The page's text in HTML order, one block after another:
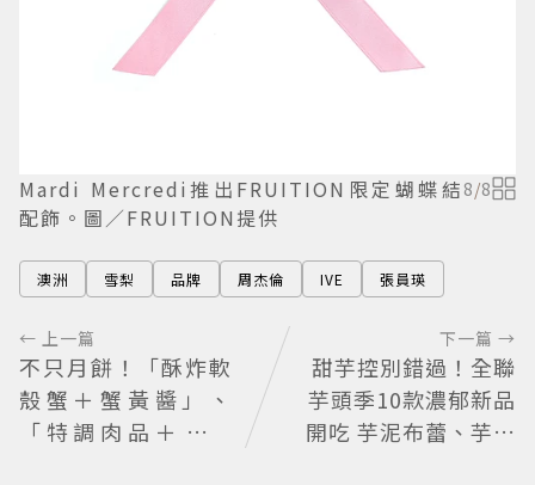
Mardi Mercredi推出FRUITION限定蝴蝶結
配飾。圖／FRUITION提供
8/8
澳洲 雪梨 品牌 周杰倫 IVE 張員瑛
← 上一篇
不只月餅！「酥炸軟
殼蟹＋蟹黃醬」、
「特調肉品＋調味
下一篇 →
甜芋控別錯過！全聯
芋頭季10款濃郁新品
開吃 芋泥布蕾、芋頭